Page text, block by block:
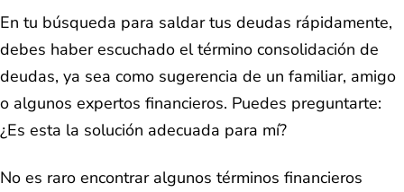
En tu búsqueda para saldar tus deudas rápidamente,
debes haber escuchado el término consolidación de
deudas, ya sea como sugerencia de un familiar, amigo
o algunos expertos financieros. Puedes preguntarte:
¿Es esta la solución adecuada para mí?
No es raro encontrar algunos términos financieros